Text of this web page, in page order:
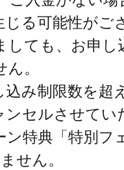
じる可能性がご
しても、お申
。
込み制限数を超
ンセルさせてい
ン特典「特別
せん。